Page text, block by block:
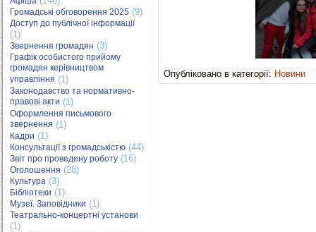
Громадські обговорення 2025 (9)
Доступ до публічної інформації
(1)
Звернення громадян (3)
Графік особистого прийому
громадян керівництвом
управління (1)
Законодавство та нормативно-
правові акти (1)
Оформлення письмового
звернення (1)
Кадри (1)
Консультації з громадськістю (44)
Звіт про проведену роботу (16)
Оголошення (28)
Культура (3)
Бібліотеки (1)
Музеї. Заповідники (1)
Театрально-концертні установи
(1)
Опубліковано в категорії: Новини